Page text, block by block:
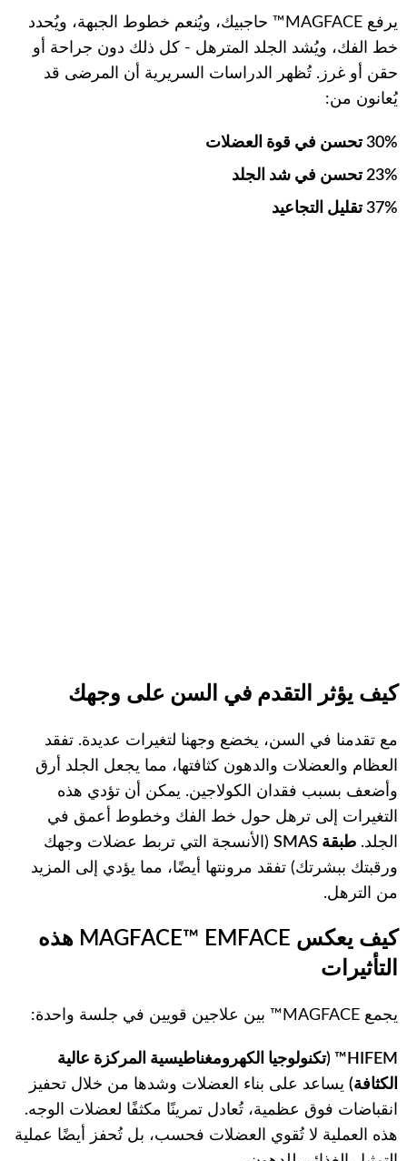
يرفع MAGFACE™ حاجبيك، ويُنعم خطوط الجبهة، ويُحدد
خط الفك، ويُشد الجلد المترهل - كل ذلك دون جراحة أو
حقن أو غرز. تُظهر الدراسات السريرية أن المرضى قد
يُعانون من:
30% تحسن في قوة العضلات
23% تحسن في شد الجلد
37% تقليل التجاعيد
كيف يؤثر التقدم في السن على وجهك
مع تقدمنا في السن، يخضع وجهنا لتغيرات عديدة. تفقد
العظام والعضلات والدهون كثافتها، مما يجعل الجلد أرق
وأضعف بسبب فقدان الكولاجين. يمكن أن تؤدي هذه
التغيرات إلى ترهل حول خط الفك وخطوط أعمق في
الجلد. طبقة SMAS
(الأنسجة التي تربط عضلات وجهك
ورقبتك ببشرتك) تفقد مرونتها أيضًا، مما يؤدي إلى المزيد
من الترهل.
كيف يعكس MAGFACE™ EMFACE هذه
التأثيرات
يجمع MAGFACE™ بين علاجين قويين في جلسة واحدة:
HIFEM™ (تكنولوجيا الكهرومغناطيسية المركزة عالية
الكثافة) يساعد على بناء العضلات وشدها من خلال تحفيز
انقباضات فوق عظمية، تُعادل تمرينًا مكثفًا لعضلات الوجه.
هذه العملية لا تُقوي العضلات فحسب، بل تُحفز أيضًا عملية